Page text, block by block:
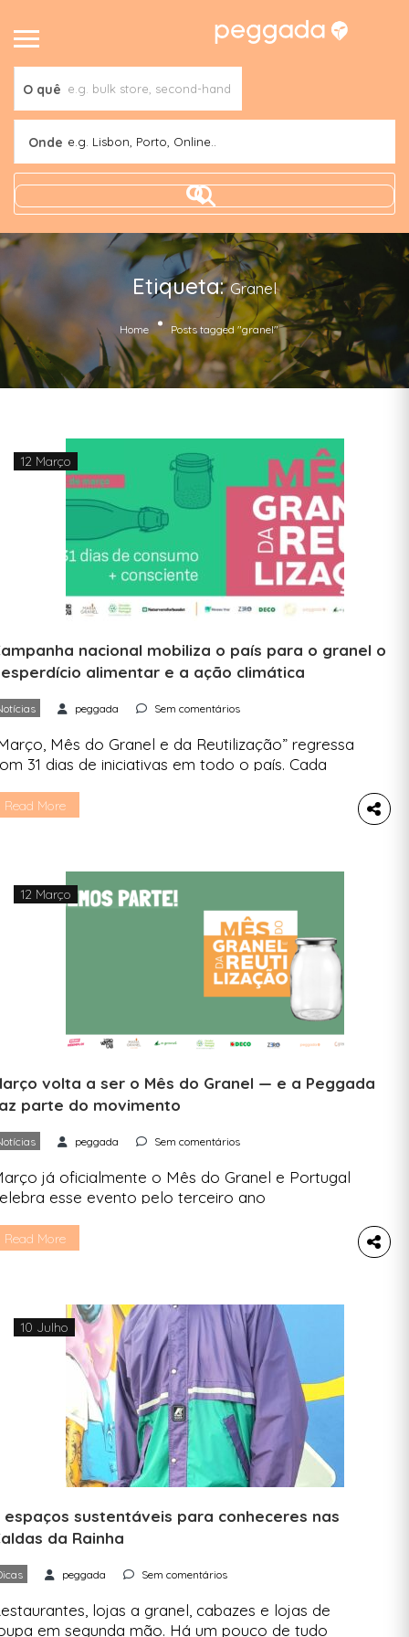
O quê
Onde e.g. Lisbon, Porto, Online..
Etiqueta:Granel
Home Posts tagged "granel"
12 Março
nacional mobiliza o país para o granel o
alimentar e a ação climática
peggada Sem comentários
Mês do Granel e da Reutilização” regressa
31 dias de iniciativas em todo o país. Cada
por mês1 , o equivalente a
um quinto […]
Read More
12 Março
volta a ser o Mês do Granel — e a Peggada
parte do movimento
peggada Sem comentários
já oficialmente o Mês do Granel e Portugal
esse evento pelo terceiro ano
e mostra-te todos os eventos a
Liga-Ação, um […]
Read More
10 Julho
espaços sustentáveis para conheceres nas
da Rainha
peggada Sem comentários
lojas a granel, cabazes e lojas de
em segunda mão. Há um pouco de tudo